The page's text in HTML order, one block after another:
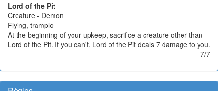
Lord of the Pit
Creature - Demon
Flying, trample
At the beginning of your upkeep, sacrifice a creature other than
Lord of the Pit. If you can't, Lord of the Pit deals 7 damage to you.
7/7